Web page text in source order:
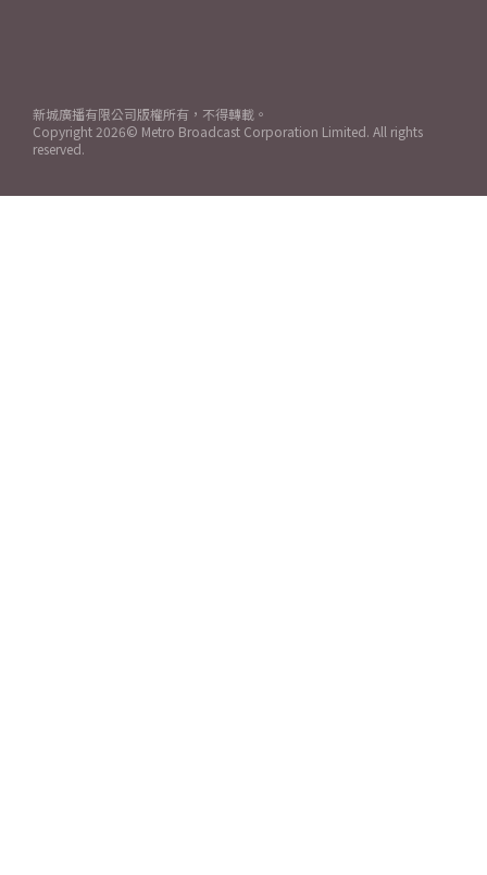
新城廣播有限公司版權所有，不得轉載。
Copyright 2026© Metro Broadcast Corporation Limited. All rights
reserved.